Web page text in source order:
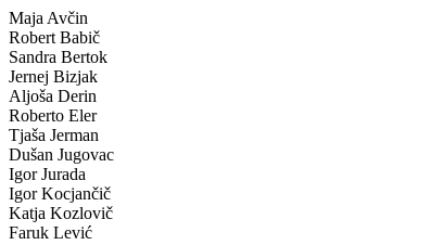
Maja Avčin
Robert Babič
Sandra Bertok
Jernej Bizjak
Aljoša Derin
Roberto Eler
Tjaša Jerman
Dušan Jugovac
Igor Jurada
Igor Kocjančič
Katja Kozlovič
Faruk Lević